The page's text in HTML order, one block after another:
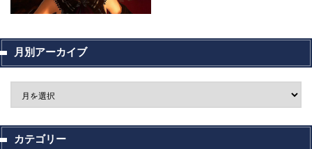
月別アーカイブ
カテゴリー